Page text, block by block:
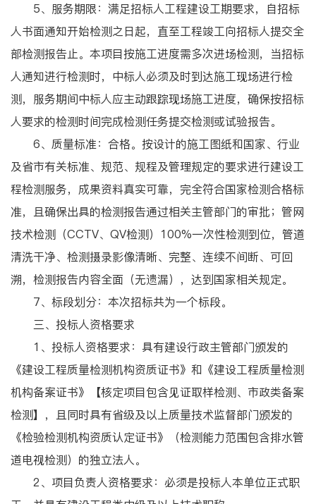
5、服务期限：满足招标人工程建设工期要求，自招标
人书面通知开始检测之日起，直至工程竣工向招标人提交全
部检测报告止。本项目按施工进度需多次进场检测，当招标
人通知进行检测时，中标人必须及时到达施工现场进行检
测，服务期间中标人应主动跟踪现场施工进度，确保按招标
人要求的检测时间完成检测任务提交检测或试验报告。
6、质量标准：合格。按设计的施工图纸和国家、行业
及省市有关标准、规范、规程及管理规定的要求进行建设工
程检测服务，成果资料真实可靠，完全符合国家检测合格标
准，且确保出具的检测报告通过相关主管部门的审批；管网
技术检测（CCTV、QV检测）100%一次性检测到位，管道
清洗干净、检测摄录影像清晰、完整、连续不间断、可回
溯，检测报告内容全面（无遗漏），达到国家相关规定。
7、标段划分：本次招标共为一个标段。
三、投标人资格要求
1、投标人资格要求：具有建设行政主管部门颁发的
《建设工程质量检测机构资质证书》和《建设工程质量检测
机构备案证书》【核定项目包含见证取样检测、市政类备案
检测】，且同时具有省级及以上质量技术监督部门颁发的
《检验检测机构资质认定证书》（检测能力范围包含排水管
道电视检测）的独立法人。
2、项目负责人资格要求：必须是投标人本单位正式职